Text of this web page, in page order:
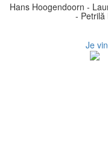
Hans Hoogendoorn -
- Petrilă
Je